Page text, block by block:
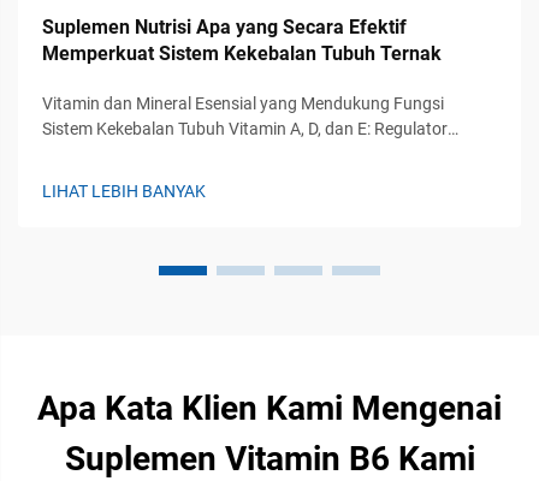
Suplemen Nutrisi Apa yang Secara Efektif
Memperkuat Sistem Kekebalan Tubuh Ternak
Vitamin dan Mineral Esensial yang Mendukung Fungsi
Sistem Kekebalan Tubuh Vitamin A, D, dan E: Regulator
LIHAT LEBIH BANYAK
Apa Kata Klien Kami Mengenai
Suplemen Vitamin B6 Kami